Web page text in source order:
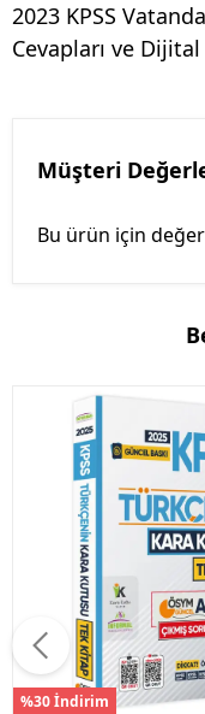
2023 KPSS
Cevapları ve
Müşteri
Bu ürün için
%30 İndirim